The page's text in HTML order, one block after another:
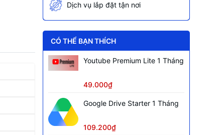
Dịch vụ lắp đặt tận nơi
CÓ THỂ BẠN THÍCH
Youtube Premium Lite 1 Tháng
49.000₫
Google Drive Starter 1 Tháng
109.200₫